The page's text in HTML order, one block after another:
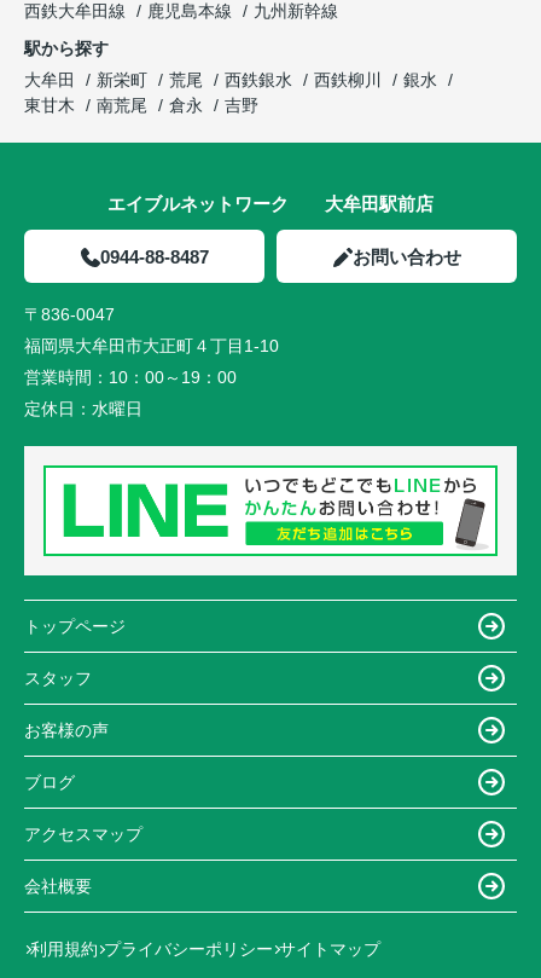
西鉄大牟田線
鹿児島本線
九州新幹線
駅から探す
大牟田
新栄町 荒尾 西鉄銀水 西鉄柳川
銀水
東甘木
南荒尾 倉永 吉野
エイブルネットワーク 大牟田駅前店
0944-88-8487 お問い合わせ
〒836-0047
福岡県大牟田市大正町４丁目1-10
営業時間： 10：00～19：00
定休日： 水曜日
トップページ
スタッフ
お客様の声
ブログ
アクセスマップ
会社概要
利用規約 プライバシーポリシー サイトマップ